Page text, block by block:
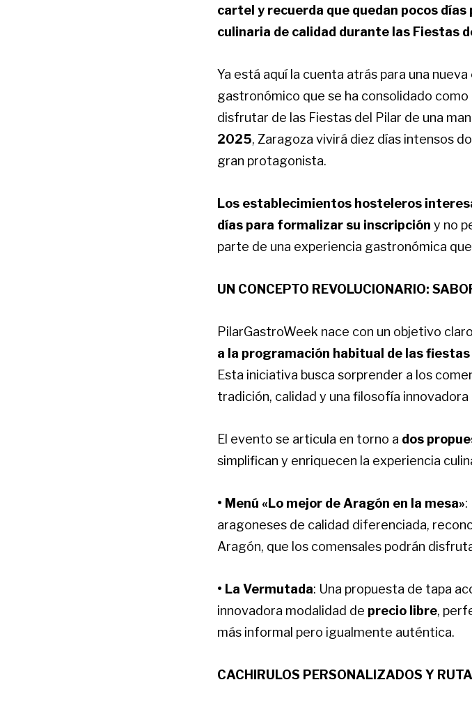
cartel y recuerda que quedan pocos
culinaria de calidad durante las Fiestas
Ya está aquí la cuenta atrás para una
gastronómico que se ha consolidado
disfrutar de las Fiestas del Pilar de una
2025, Zaragoza vivirá diez días intensos
gran protagonista.
Los establecimientos hosteleros
días para formalizar su inscripción y no
parte de una experiencia gastronómica
UN CONCEPTO REVOLUCIONARIO:
PilarGastroWeek nace con un objetivo
a la programación habitual de las
Esta iniciativa busca sorprender a los
tradición, calidad y una filosofía innovadora
El evento se articula en torno a dos
simplifican y enriquecen la experiencia
• Menú «Lo mejor de Aragón en la mesa»:
aragoneses de calidad diferenciada,
Aragón, que los comensales podrán
• La Vermutada: Una propuesta de tapa
innovadora modalidad de precio libre,
más informal pero igualmente auténtica.
CACHIRULOS PERSONALIZADOS Y